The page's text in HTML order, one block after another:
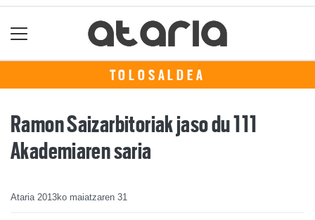
TOLOSALDEA
Ramon Saizarbitoriak jaso du 111
Akademiaren saria
Ataria 2013ko maiatzaren 31